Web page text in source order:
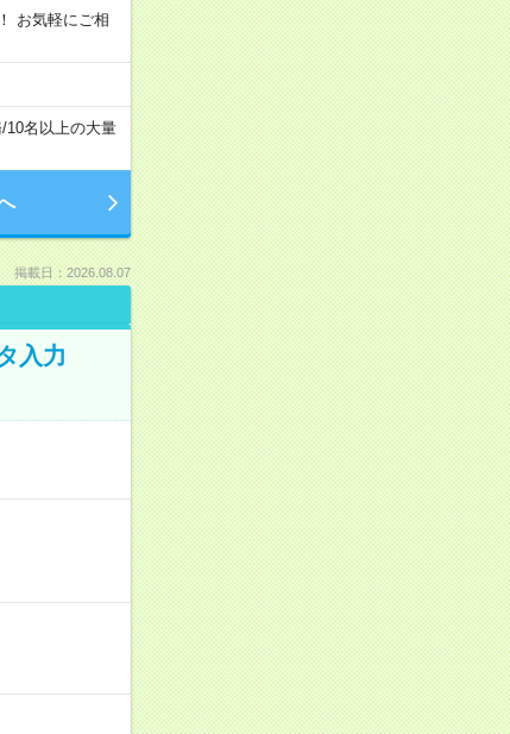
お気軽にご相
/10名以上の大量
掲載日：2026.08.07
入力